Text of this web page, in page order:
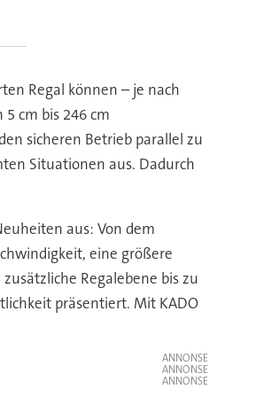
Regal können – je nach
cm bis 246 cm
sicheren Betrieb parallel zu
Situationen aus. Dadurch
aus: Von dem
eine größere
Regalebene bis zu
präsentiert. Mit KADO